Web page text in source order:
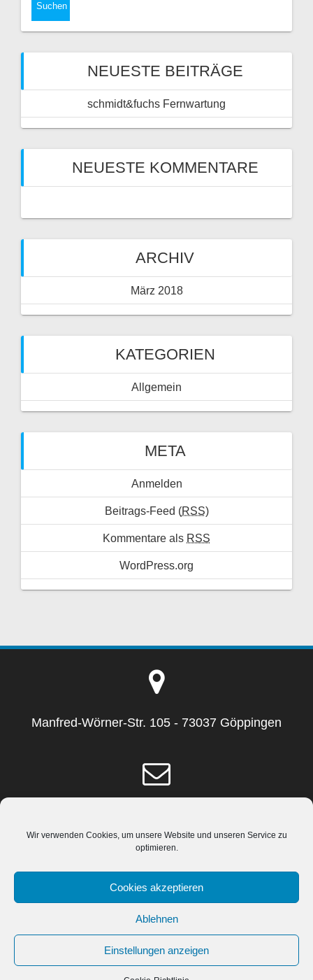
Wir verwenden Cookies, um unsere Website und unseren Service zu
optimieren.
Cookies akzeptieren
Ablehnen
Einstellungen anzeigen
NEUESTE BEITRÄGE
schmidt&fuchs Fernwartung
NEUESTE KOMMENTARE
ARCHIV
März 2018
KATEGORIEN
Allgemein
META
Anmelden
Beitrags-Feed (RSS)
Kommentare als RSS
WordPress.org
Manfred-Wörner-Str. 105 - 73037 Göppingen
+49 (7161) 943210